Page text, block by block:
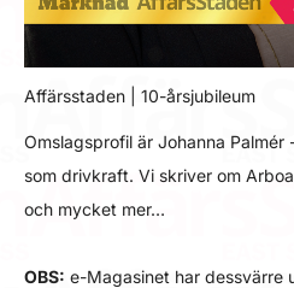
Affärsstaden | 10-årsjubileum
Omslagsprofil är Johanna
som drivkraft. Vi skriver om
och mycket mer…
OBS: e-Magasinet har